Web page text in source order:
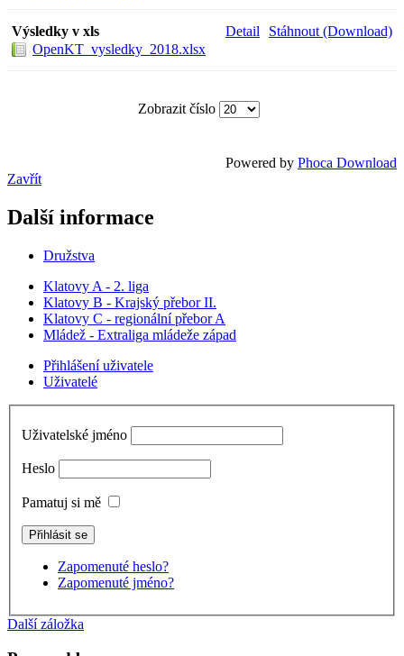
Výsledky v xls
OpenKT_vysledky_2018.xlsx
Stáhnout (Download)
Detail
Zobrazit číslo
Powered by Phoca Download
Zavřít
Další informace
Družstva
Klatovy A - 2. liga
Klatovy B - Krajský přebor II.
Klatovy C - regionální přebor A
Mládež - Extraliga mládeže západ
Přihlášení uživatele
Uživatelé
Uživatelské jméno
Heslo
Pamatuj si mě
Zapomenuté heslo?
Zapomenuté jméno?
Další záložka